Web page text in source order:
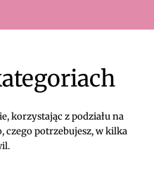
korzystając z podziału na
czego potrzebujesz, w kilka